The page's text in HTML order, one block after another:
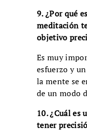
9. ¿Por qué
meditación
objetivo
Es muy
esfuerzo y
la mente se
de un modo
10. ¿Cuál es
tener